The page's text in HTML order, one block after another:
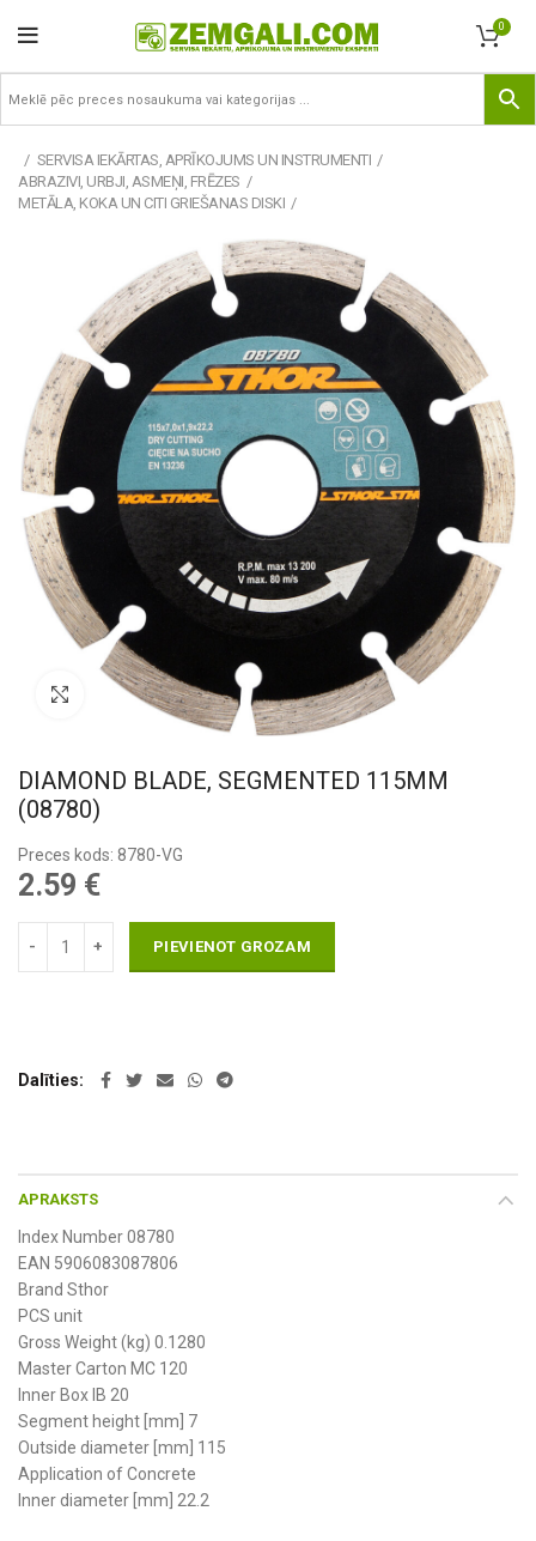
0
SERVISA IEKĀRTAS, APRĪKOJUMS UN INSTRUMENTI
ABRAZIVI, URBJI, ASMEŅI, FRĒZES
METĀLA, KOKA UN CITI GRIEŠANAS DISKI
Pietuvināt
DIAMOND BLADE, SEGMENTED 115MM
(08780)
Preces kods: 8780-VG
2.59 €
PIEVIENOT GROZAM
Dalīties
APRAKSTS
Index Number 08780
EAN 5906083087806
Brand Sthor
PCS unit
Gross Weight (kg) 0.1280
Master Carton MC 120
Inner Box IB 20
Segment height [mm] 7
Outside diameter [mm] 115
Application of Concrete
Inner diameter [mm] 22.2